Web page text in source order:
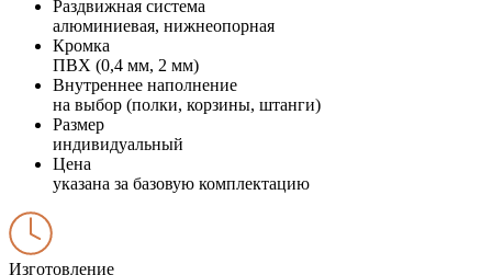
Раздвижная система
алюминиевая, нижнеопорная
Кромка
ПВХ (0,4 мм, 2 мм)
Внутреннее наполнение
на выбор (полки, корзины, штанги)
Размер
индивидуальный
Цена
указана за базовую комплектацию
Изготовление